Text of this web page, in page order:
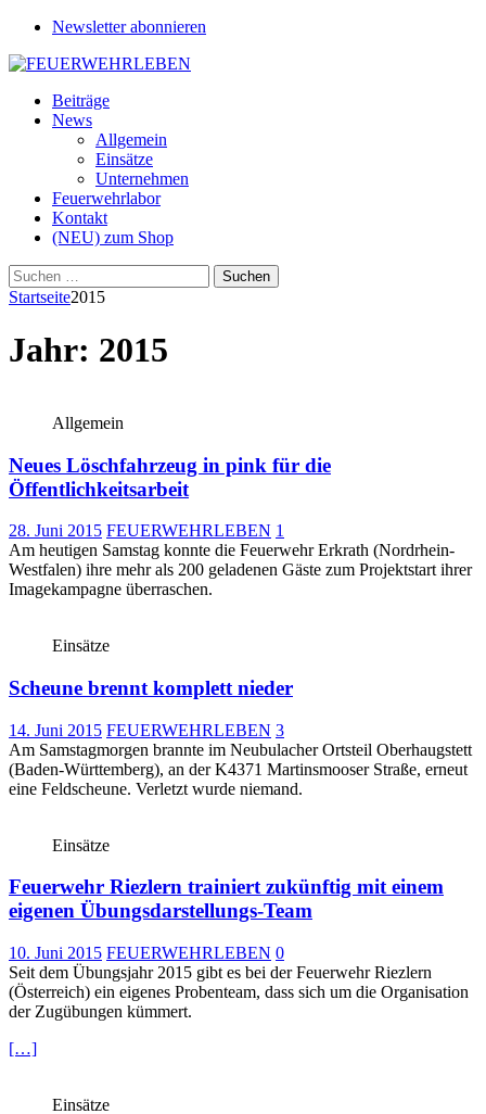
Newsletter abonnieren
Beiträge
News
Allgemein
Einsätze
Unternehmen
Feuerwehrlabor
Kontakt
(NEU) zum Shop
Suchen
nach:
Startseite2015
Jahr: 2015
Allgemein
Neues Löschfahrzeug in pink für die
Öffentlichkeitsarbeit
28. Juni 2015 FEUERWEHRLEBEN 1
Am heutigen Samstag konnte die Feuerwehr Erkrath (Nordrhein-
Westfalen) ihre mehr als 200 geladenen Gäste zum Projektstart ihrer
Imagekampagne überraschen.
Einsätze
Scheune brennt komplett nieder
14. Juni 2015 FEUERWEHRLEBEN 3
Am Samstagmorgen brannte im Neubulacher Ortsteil Oberhaugstett
(Baden-Württemberg), an der K4371 Martinsmooser Straße, erneut
eine Feldscheune. Verletzt wurde niemand.
Einsätze
Feuerwehr Riezlern trainiert zukünftig mit einem
eigenen Übungsdarstellungs-Team
10. Juni 2015 FEUERWEHRLEBEN 0
Seit dem Übungsjahr 2015 gibt es bei der Feuerwehr Riezlern
(Österreich) ein eigenes Probenteam, dass sich um die Organisation
der Zugübungen kümmert.
[…]
Einsätze